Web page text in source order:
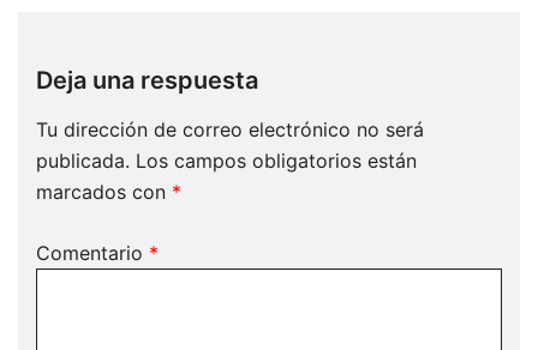
Deja una respuesta
Tu dirección de correo electrónico no será
publicada. Los campos obligatorios están
marcados con *
Comentario *